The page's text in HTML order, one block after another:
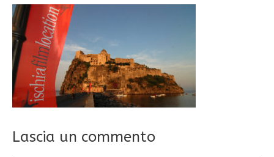
Lascia un commento